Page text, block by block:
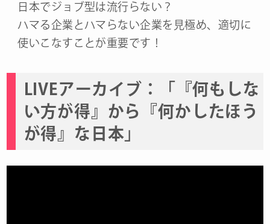
日本でジョブ型は流行らない？
ハマる企業とハマらない企業を見極め、適切に
使いこなすことが重要です！
LIVEアーカイブ：「『何もしな
い方が得』から『何かしたほう
が得』な日本」